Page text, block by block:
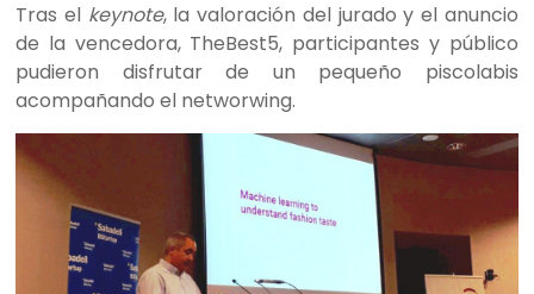
Tras el keynote, la valoración del jurado y el anuncio
de la vencedora, TheBest5, participantes y público
pudieron disfrutar de un pequeño piscolabis
acompañando el networwing.